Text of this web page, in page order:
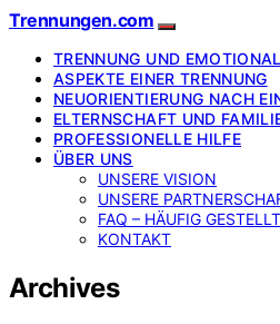
Trennungen.com
TRENNUNG UND
ASPEKTE EINER TRENNUNG
NEUORIENTIERUNG NACH
ELTERNSCHAFT UND
PROFESSIONELLE HILFE
ÜBER UNS
UNSERE VISION
UNSERE
FAQ – HÄUFIG
KONTAKT
Archives